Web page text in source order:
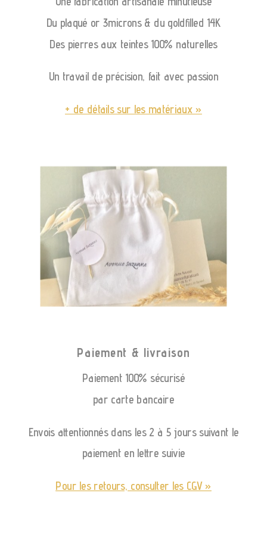
Du plaqué or 3microns & du goldfilled 14K
Des pierres aux teintes 100% naturelles
Un travail de précision, fait avec passion
+ de détails sur les matériaux »
Paiement & livraison
Paiement 100% sécurisé
par carte bancaire
Envois attentionnés dans les 2 à 5 jours suivant le
paiement en lettre suivie
Pour les retours, consulter les CGV »